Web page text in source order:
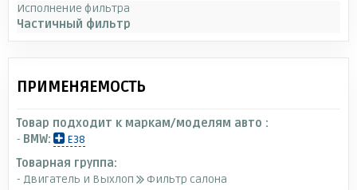
Исполнение фильтра
Частичный фильтр
ПРИМЕНЯЕМОСТЬ
Товар подходит к маркам/моделям авто :
- BMW:
E38
Товарная группа:
- Двигатель и Выхлоп
Фильтр салона